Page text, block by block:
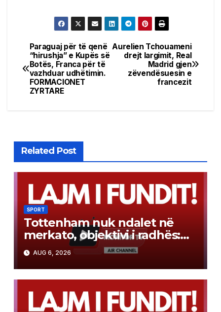
Post
navigation
Aurelien Tchouameni
drejt largimit, Real
Madrid gjen
zëvendësuesin e
francezit
Paraguaj për të qenë
“hirushja” e Kupës së
Botës, Franca për të
vazhduar udhëtimin.
FORMACIONET
ZYRTARE
Related Post
SPORT
Tottenham nuk ndalet në
merkato, objektivi i radhës:
sulmuesi 60 milionë euro i
Liverpool-it
AUG 6, 2026